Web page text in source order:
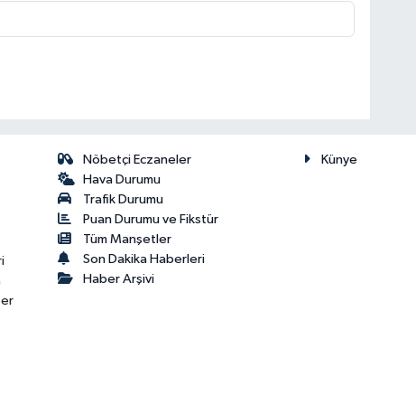
Nöbetçi Eczaneler
Hava Durumu
Trafik Durumu
Puan Durumu ve Fikstür
Tüm Manşetler
Son Dakika Haberleri
Haber Arşivi
Künye